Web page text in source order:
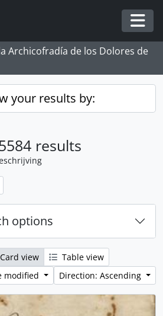
Archicofradía de los Dolores de
your results by:
results
options
Card view
Table view
modified
Direction: Ascending